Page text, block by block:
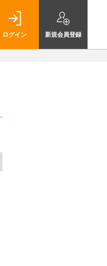
ログイン 新規会員登録